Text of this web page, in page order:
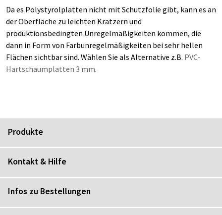
Da es Polystyrolplatten nicht mit Schutzfolie gibt, kann es an
der Oberfläche zu leichten Kratzern und
produktionsbedingten Unregelmäßigkeiten kommen, die
dann in Form von Farbunregelmäßigkeiten bei sehr hellen
Flächen sichtbar sind. Wählen Sie als Alternative z.B. PVC-
Hartschaumplatten 3 mm.
Produkte
Kontakt & Hilfe
Infos zu Bestellungen